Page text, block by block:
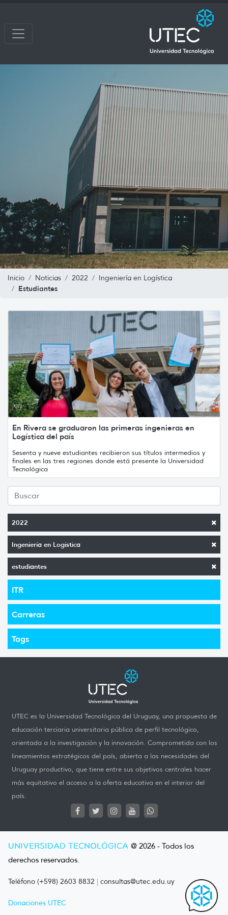
Inicio Noticias 2022 Ingeniería en Logística
Estudiantes
2022
Ingeniería en Logística
estudiantes
ITR
Carreras
Tags
En Rivera se graduaron las primeras ingenieras en
Logística del país
Sesenta y nueve estudiantes recibieron sus títulos intermedios y
finales en las tres regiones donde está presente la Universidad
Tecnológica
UTEC es la Universidad Tecnológica del Uruguay, una propuesta de
educación terciaria universitaria pública de perfil tecnológico,
orientada a la investigación y la innovación. Comprometida con los
lineamientos estratégicos del país, abierta a las necesidades del
Uruguay productivo, que tiene entre sus objetivos centrales hacer
más equitativo el acceso a la oferta educativa en el interior del
país.
UNIVERSIDAD TECNOLÓGICA @ 2026 - Todos los
derechos reservados.
Teléfono (+598) 2603 8832 | consultas@utec.edu.uy
Donaciones UTEC